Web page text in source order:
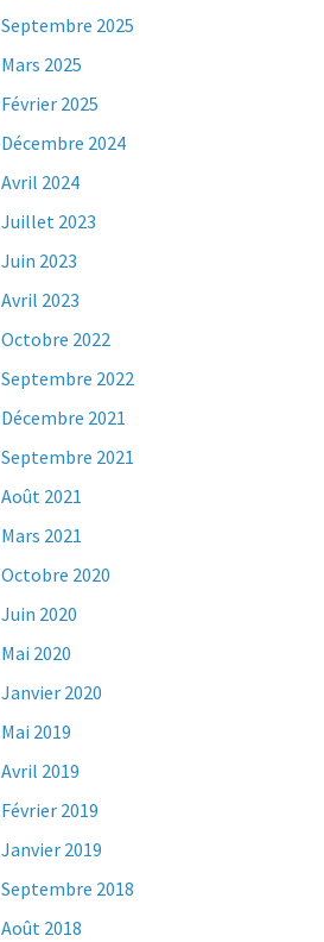
Septembre 2025
Mars 2025
Février 2025
Décembre 2024
Avril 2024
Juillet 2023
Juin 2023
Avril 2023
Octobre 2022
Septembre 2022
Décembre 2021
Septembre 2021
Août 2021
Mars 2021
Octobre 2020
Juin 2020
Mai 2020
Janvier 2020
Mai 2019
Avril 2019
Février 2019
Janvier 2019
Septembre 2018
Août 2018